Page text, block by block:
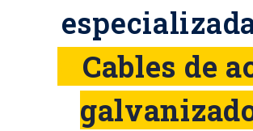
Cables de